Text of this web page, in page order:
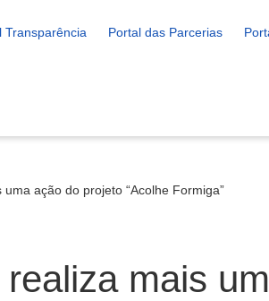
Transparência Portal das Parcerias
ação do projeto “Acolhe Formiga”
mais